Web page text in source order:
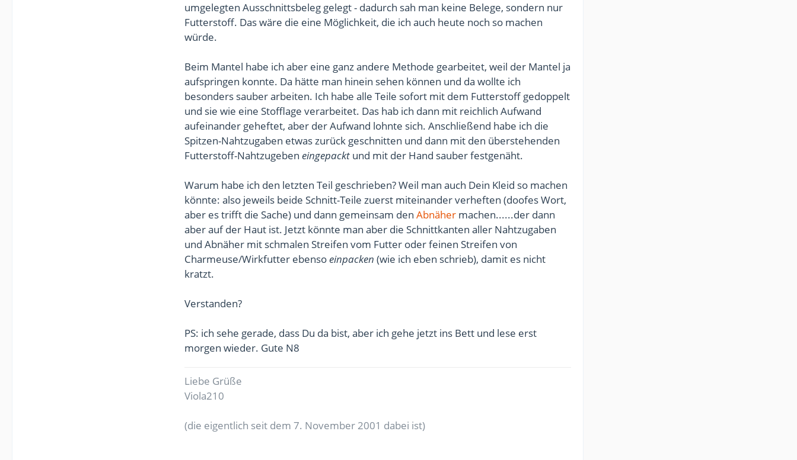
umgelegten Ausschnittsbeleg gelegt - dadurch sah man keine Belege, sondern nur
Futterstoff. Das wäre die eine Möglichkeit, die ich auch heute noch so machen
würde.
Beim Mantel habe ich aber eine ganz andere Methode gearbeitet, weil der Mantel ja
aufspringen konnte. Da hätte man hinein sehen können und da wollte ich
besonders sauber arbeiten. Ich habe alle Teile sofort mit dem Futterstoff gedoppelt
und sie wie eine Stofflage verarbeitet. Das hab ich dann mit reichlich Aufwand
aufeinander geheftet, aber der Aufwand lohnte sich. Anschließend habe ich die
Spitzen-Nahtzugaben etwas zurück geschnitten und dann mit den überstehenden
Futterstoff-Nahtzugeben eingepackt und mit der Hand sauber festgenäht.
Warum habe ich den letzten Teil geschrieben? Weil man auch Dein Kleid so machen
könnte: also jeweils beide Schnitt-Teile zuerst miteinander verheften (doofes Wort,
aber es trifft die Sache) und dann gemeinsam den Abnäher machen......der dann
aber auf der Haut ist. Jetzt könnte man aber die Schnittkanten aller Nahtzugaben
und Abnäher mit schmalen Streifen vom Futter oder feinen Streifen von
Charmeuse/Wirkfutter ebensoeinpacken (wie ich eben schrieb), damit es nicht
kratzt.
Verstanden?
PS: ich sehe gerade, dass Du da bist, aber ich gehe jetzt ins Bett und lese erst
morgen wieder. Gute N8
Liebe Grüße
Viola210
(die eigentlich seit dem 7. November 2001 dabei ist)